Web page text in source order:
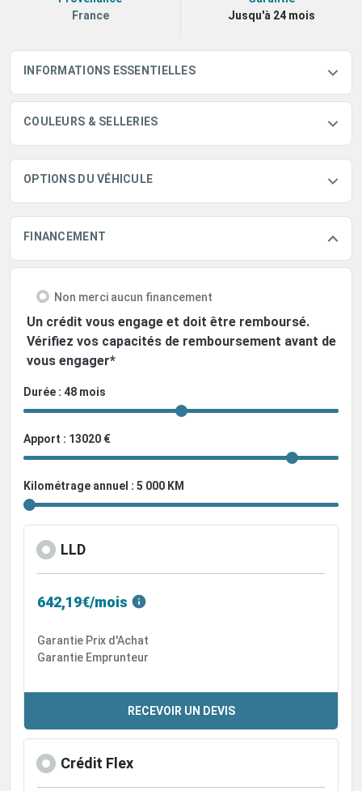
France
Jusqu'à 24 mois
INFORMATIONS ESSENTIELLES
COULEURS & SELLERIES
OPTIONS DU VÉHICULE
FINANCEMENT
Non merci aucun financement
Un crédit vous engage et doit être remboursé.
Vérifiez vos capacités de remboursement avant de
vous engager*
Durée : 48 mois
Apport : 13020 €
Kilométrage annuel : 5 000 KM
LLD
642,19€/mois
Garantie Prix d'Achat
Garantie Emprunteur
RECEVOIR UN DEVIS
Crédit Flex